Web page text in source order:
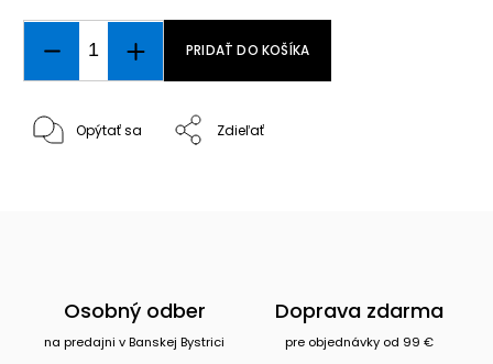
PRIDAŤ DO KOŠÍKA
Opýtať sa Zdieľať
Osobný odber
na predajni v Banskej Bystrici
Doprava zdarma
pre objednávky od 99 €